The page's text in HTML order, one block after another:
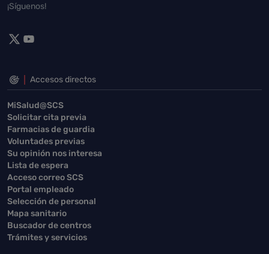
¡Síguenos!
Accesos directos
MiSalud@SCS
Solicitar cita previa
Farmacias de guardia
Voluntades previas
Su opinión nos interesa
Lista de espera
Acceso correo SCS
Portal empleado
Selección de personal
Mapa sanitario
Buscador de centros
Trámites y servicios